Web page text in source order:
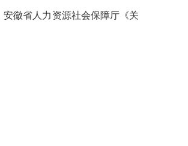
徽省人力资源社会保障厅《关